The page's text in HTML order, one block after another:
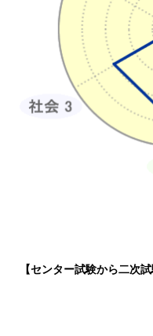
【センター試験から二次